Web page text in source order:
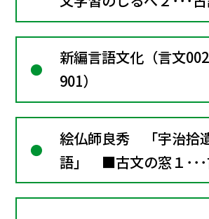
調べるために
新編言語文化（言文
901）
絵仏師良秀 「宇治拾
語」 ■古文の窓１･･･
から生まれた近現代の